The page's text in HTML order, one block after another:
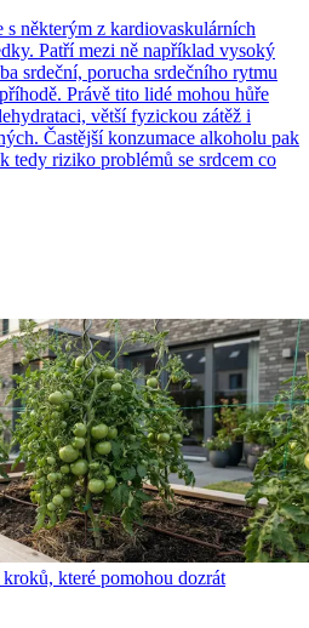
některým z kardiovaskulárních
Patří mezi ně například vysoký
srdeční, porucha srdečního rytmu
Právě tito lidé mohou hůře
větší fyzickou zátěž i
Častější konzumace alkoholu pak
tedy riziko problémů se srdcem co
které pomohou dozrát